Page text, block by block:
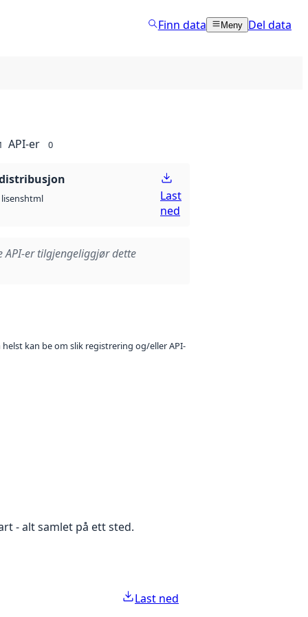
Finn data Meny Del data
API-er 0
html
Last
ned
API-er tilgjengeliggjør dette
kan be om slik registrering og/eller API-
- alt samlet på ett sted.
Last ned